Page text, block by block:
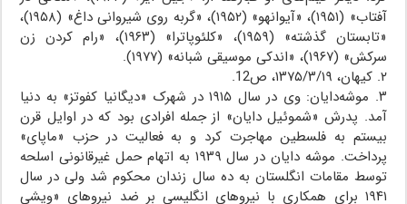
آفتاب» (۱۹۵۱)، «آیوانهو» (۱۹۵۲)، «گربه روی شیروانی داغ» (۱۹۵۸)،
«تابستان گذشته» (۱۹۵۹)، «کلئوپاترا» (۱۹۶۳)، «رام کردن زن
سرکش» (۱۹۶۷)، «اندکی موسیقی شبانه» (۱۹۷۷).
۲. کیهان، ۱۳۷۵/۳/۱۹، ص12.
۳. موشه‌دایان: وی در سال ۱۹۱۵ در شهرک «دیگانیا کفوتز» به دنیا
آمد. پدرش «شموئیل دایان» از جمله افرادی بود که در اوایل قرن
بیستم به فلسطین مهاجرت کرد و به فعالیت در حزب «ماپای»
پرداخت. موشه دایان در سال ۱۹۳۹ به اتهام حمل غیرقانونی اسلحه
توسط مقامات انگلستان به ده سال زندان محکوم شد ولی در سال
۱۹۴۱ برای همکاری با نیروهای انگلیسی بر ضد نیروهای «ویشی